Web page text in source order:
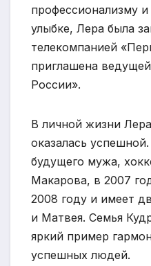
профессионализму
улыбке, Лера была
телекомпанией
приглашена
России».
В личной жизни
оказалась
будущего мужа,
Макарова, в 2007
2008 году и имеет
и Матвея. Семья
яркий пример
успешных людей.